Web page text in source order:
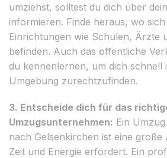
umziehst, solltest du dich über
informieren. Finde heraus, wo sich
Einrichtungen wie Schulen, Ärzte
befinden. Auch das öffentliche
du kennenlernen, um dich schnell
Umgebung zurechtzufinden.
3. Entscheide dich für das
Umzugsunternehmen: Ein
nach Gelsenkirchen ist eine große
Zeit und Energie erfordert. Ein